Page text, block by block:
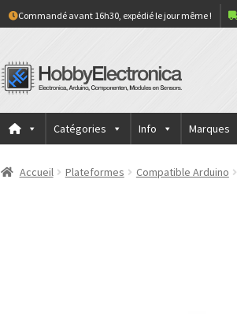
Commandé avant 16h30, expédié le jour même !
Continuer
vers
navigation
Aller
au
Catégories Info Marques
Accueil Plateformes Compatible Arduino